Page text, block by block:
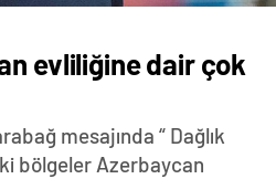
evliliğine dair çok
mesajında “ Dağlık
bölgeler Azerbaycan